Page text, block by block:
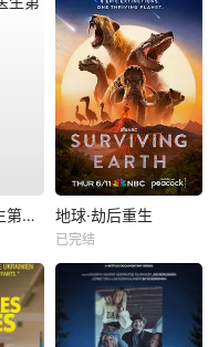
闪闪的儿科医生第四季 地球·劫后重生
已完结